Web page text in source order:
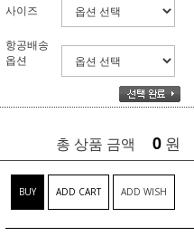
사이즈
항공배송
옵션
총 상품 금액 0 원
BUY ADD CART ADD WISH